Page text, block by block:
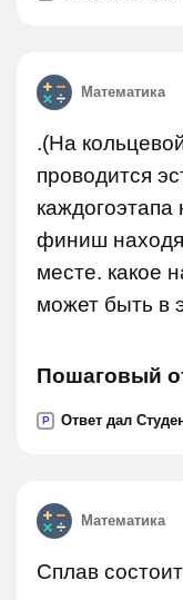
Математика
.(На
проводится
каждогоэтапа
финиш
месте. какое
может быть в
Пошаговый
P Ответ дал
Математика
Сплав